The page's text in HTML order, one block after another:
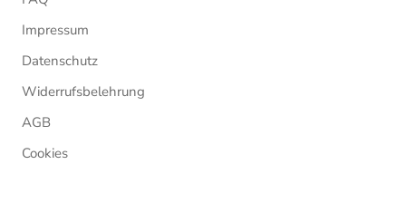
Impressum
Datenschutz
Widerrufsbelehrung
AGB
Cookies